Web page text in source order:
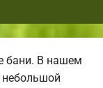
бани. В нашем
небольшой